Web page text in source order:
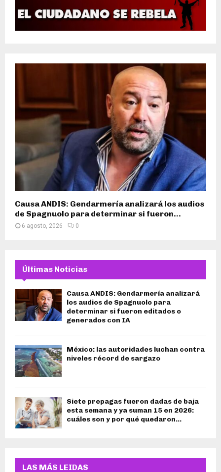
Causa ANDIS: Gendarmería analizará los audios
de Spagnuolo para determinar si fueron...
6 agosto, 2026 0
Últimas Noticias
Causa ANDIS: Gendarmería analizará
los audios de Spagnuolo para
determinar si fueron editados o
generados con IA
México: las autoridades luchan contra
niveles récord de sargazo
Siete prepagas fueron dadas de baja
esta semana y ya suman 15 en 2026:
cuáles son y por qué quedaron...
LAS MÁS LEIDAS